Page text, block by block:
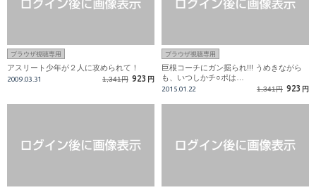
ブラウザ視聴専用
アスリート少年が２人に攻められて！
2009.03.31 1,341円 923 円
ブラウザ視聴専用
巨根コーチにガン掘られ!!! うめきながら
も、いつしかチ○ポは…
2015.01.22 1,341円 923 円